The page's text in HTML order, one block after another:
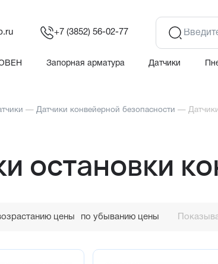
+7 (3852) 56-02-77
Запорная арматура Датчики
— Датчики конвейерной безопасности —
остановки
цены по убыванию цены